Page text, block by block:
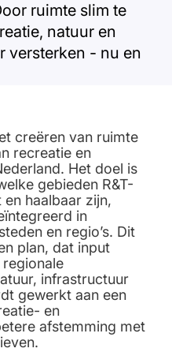
ruimte slim te
natuur en
versterken - nu en
creëren van ruimte
recreatie en
Het doel is
gebieden R&T-
haalbaar zijn,
in
en regio’s. Dit
plan, dat input
infrastructuur
gewerkt aan een
en
afstemming met